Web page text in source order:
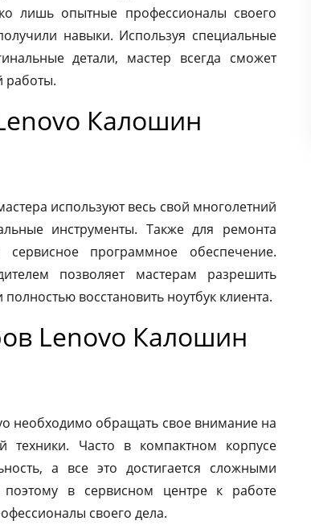
лишь опытные профессионалы своего
навыки. Используя специальные
детали, мастер всегда сможет
работы.
Калошин
используют весь свой многолетний
инструменты. Также для ремонта
сервисное программное обеспечение.
позволяет мастерам разрешить
восстановить ноутбук клиента.
Lenovo Калошин
необходимо обращать свое внимание на
техники. Часто в компактном корпусе
а все это достигается сложными
в сервисном центре к работе
своего дела.